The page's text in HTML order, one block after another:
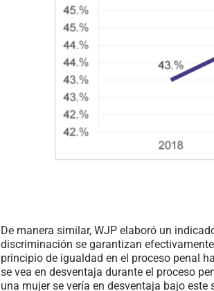
De manera similar, WJP elaboró un
discriminación se garantizan
principio de igualdad en el proceso penal
se vea en desventaja durante el proceso
una mujer se vería en desventaja bajo este